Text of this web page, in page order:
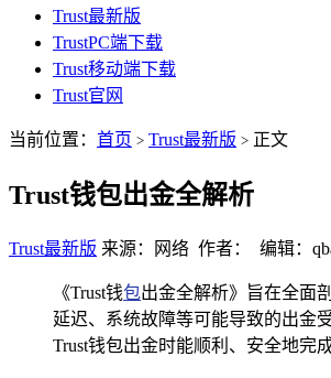
Trust最新版
TrustPC端下载
Trust移动端下载
Trust官网
当前位置： 首页 > Trust最新版 > 正文
Trust钱包出金全解析
Trust最新版 来源：网络 作者： 编辑：
《Trust钱包出金全解析》旨在全面
延迟、系统故障等可能导致的出金
Trust钱包出金时能顺利、安全地完